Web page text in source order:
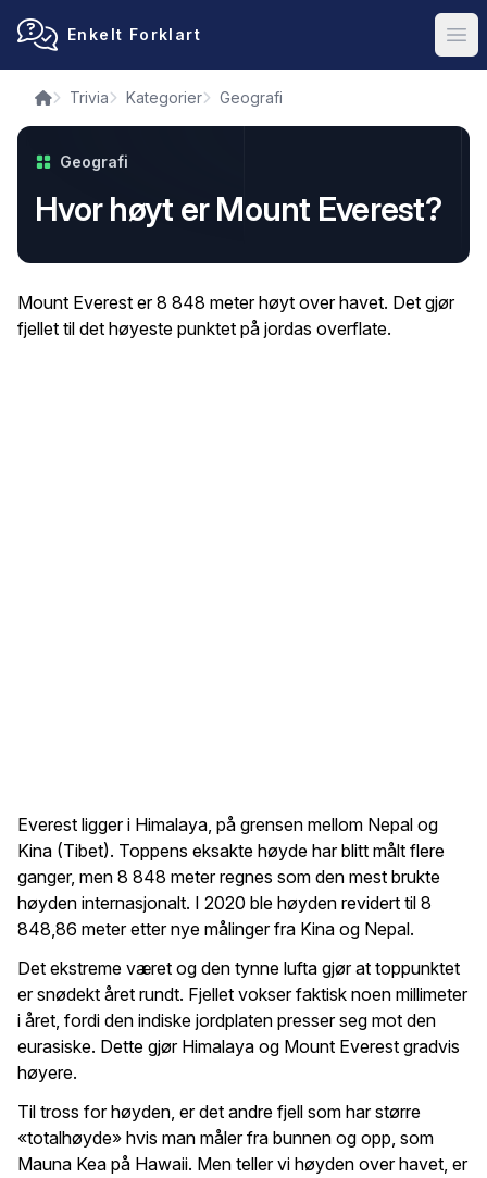
Enkelt Forklart
Trivia Kategorier Geografi
Geografi
Hvor høyt er Mount Everest?
Mount Everest er 8 848 meter høyt over havet. Det gjør
fjellet til det høyeste punktet på jordas overflate.
Everest ligger i Himalaya, på grensen mellom Nepal og
Kina (Tibet). Toppens eksakte høyde har blitt målt flere
ganger, men 8 848 meter regnes som den mest brukte
høyden internasjonalt. I 2020 ble høyden revidert til 8
848,86 meter etter nye målinger fra Kina og Nepal.
Det ekstreme været og den tynne lufta gjør at toppunktet
er snødekt året rundt. Fjellet vokser faktisk noen millimeter
i året, fordi den indiske jordplaten presser seg mot den
eurasiske. Dette gjør Himalaya og Mount Everest gradvis
høyere.
Til tross for høyden, er det andre fjell som har større
«totalhøyde» hvis man måler fra bunnen og opp, som
Mauna Kea på Hawaii. Men teller vi høyden over havet, er